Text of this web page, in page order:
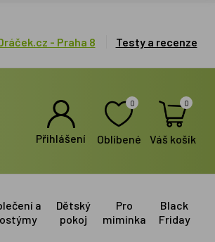
- Praha 8 Testy a recenze
Přihlášení
0
Oblíbené
0
Váš košík
a
Dětský
pokoj
Pro
miminka
Black
Friday